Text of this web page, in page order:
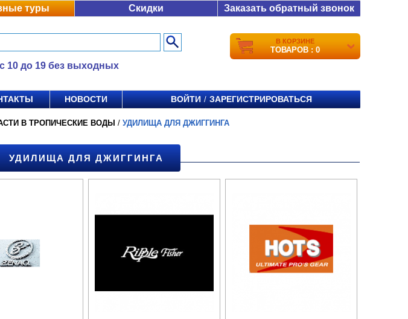
туры Скидки Заказать обратный звонок
с 10 до 19 без выходных
В КОРЗИНЕ
ТОВАРОВ : 0
НОВОСТИ ВОЙТИ / ЗАРЕГИСТРИРОВАТЬСЯ
В ТРОПИЧЕСКИЕ ВОДЫ / УДИЛИЩА ДЛЯ ДЖИГГИНГА
УДИЛИЩА ДЛЯ ДЖИГГИНГА